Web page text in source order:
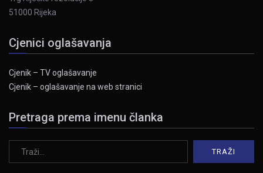
51000 Rijeka
Cjenici oglašavanja
Cjenik – TV oglašavanje
Cjenik – oglašavanje na web stranici
Pretraga prema imenu članka